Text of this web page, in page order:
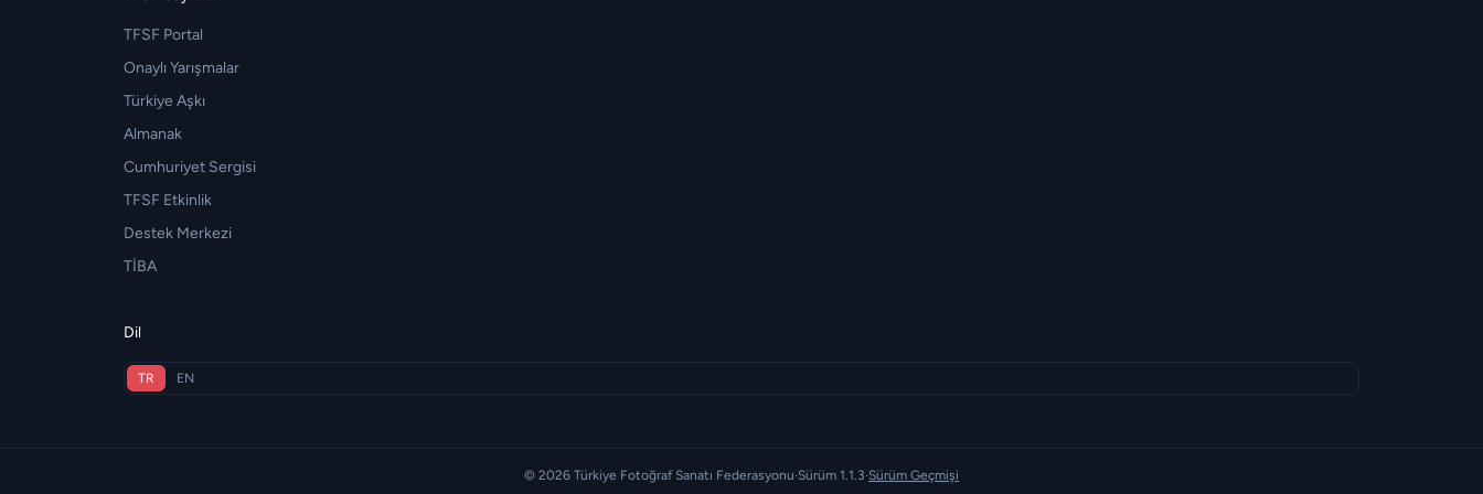
TFSF Portal
Onaylı Yarışmalar
Türkiye Aşkı
Almanak
Cumhuriyet Sergisi
TFSF Etkinlik
Destek Merkezi
TİBA
Dil
TR EN
© 2026 Türkiye Fotoğraf Sanatı Federasyonu·Sürüm 1.1.3·Sürüm Geçmişi